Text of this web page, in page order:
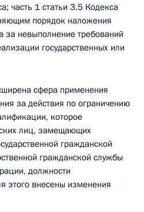
часть 1 статьи 3.5 Кодекса
порядок наложения
за невыполнение требований
государственных или
сфера применения
за действия по ограничению
которое
лиц, замещающих
гражданской
гражданской службы
должности
этого внесены изменения